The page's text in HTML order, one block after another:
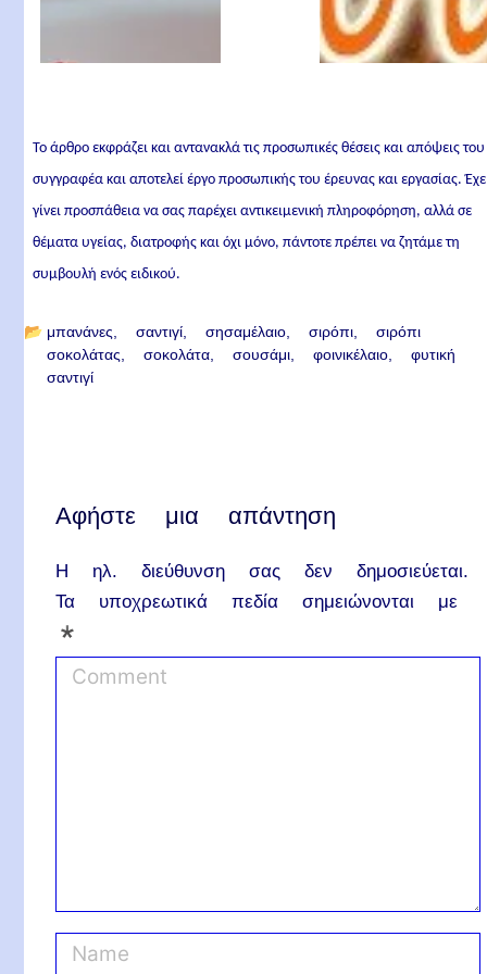
Το άρθρο εκφράζει και αντανακλά τις προσωπικές θέσεις και απόψεις του
συγγραφέα και αποτελεί έργο προσωπικής του έρευνας και εργασίας.
γίνει προσπάθεια να σας παρέχει αντικειμενική πληροφόρηση, αλλά σε
θέματα υγείας, διατροφής και όχι μόνο, πάντοτε πρέπει να ζητάμε τη
συμβουλή ενός ειδικού.
📂 μπανάνες σαντιγί σησαμέλαιο σιρόπι
σιρόπι
σοκολάτας
σοκολάτα σουσάμι φοινικέλαιο
φυτική
σαντιγί
Αφήστε μια απάντηση
Η ηλ. διεύθυνση σας δεν δημοσιεύεται.
Τα υποχρεωτικά πεδία σημειώνονται με
*